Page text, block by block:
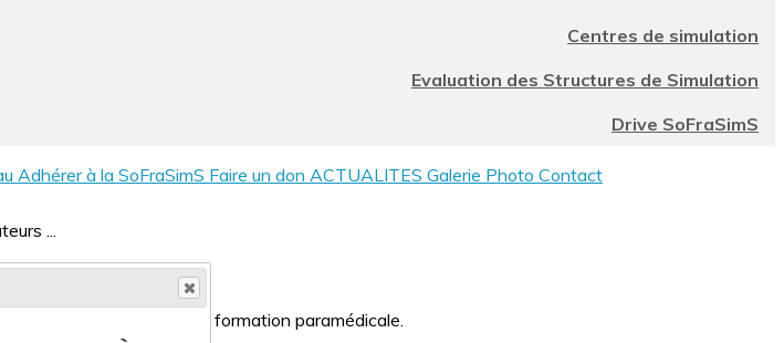
Centres de simulation
Evaluation des Structures de Simulation
Drive SoFraSimS
Adhérer à la SoFraSimS Faire un don ACTUALITES Galerie Photo Contact
des formateurs ...
intégration durable en formation paramédicale.